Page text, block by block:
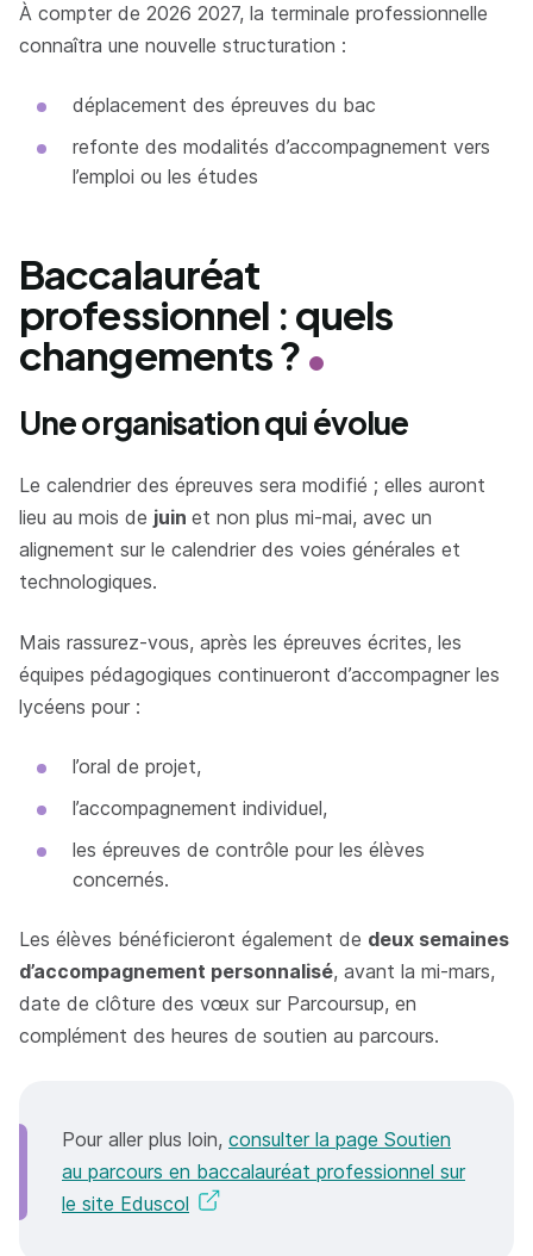
À compter de 2026 2027, la terminale professionnelle
connaîtra une nouvelle structuration :
déplacement des épreuves du bac
refonte des modalités d’accompagnement vers
l’emploi ou les études
Baccalauréat
professionnel : quels
changements ?
Une organisation qui évolue
Le calendrier des épreuves sera modifié ; elles auront
lieu au mois de juin et non plus mi-mai, avec un
alignement sur le calendrier des voies générales et
technologiques.
Mais rassurez-vous, après les épreuves écrites, les
équipes pédagogiques continueront d’accompagner les
lycéens pour :
l’oral de projet,
l’accompagnement individuel,
les épreuves de contrôle pour les élèves
concernés.
Les élèves bénéficieront également de deux semaines
d’accompagnement personnalisé, avant la mi-mars,
date de clôture des vœux sur Parcoursup, en
complément des heures de soutien au parcours.
Pour aller plus loin, consulter la page Soutien
au parcours en baccalauréat professionnel sur
le site Eduscol